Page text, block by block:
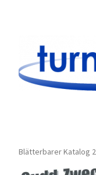
Blätterbarer Katalog